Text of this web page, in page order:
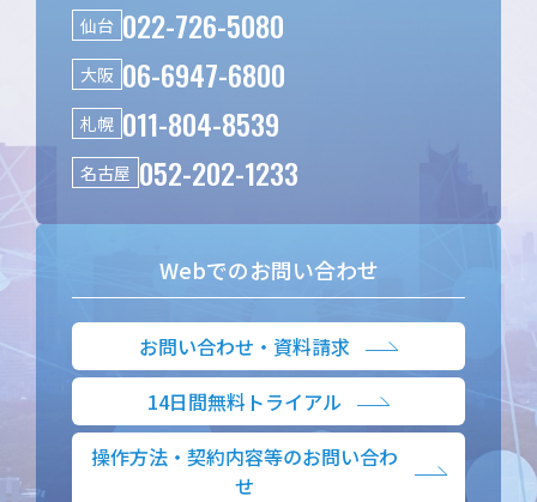
仙台 022-726-5080
大阪 06-6947-6800
札幌 011-804-8539
名古屋 052-202-1233
Webでのお問い合わせ
お問い合わせ・資料請求
14日間無料トライアル
操作方法・契約内容等のお問い合わ
せ